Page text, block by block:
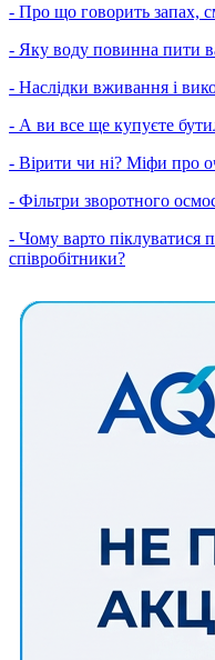
- Про що говорить запах,
- Яку воду повинна пити
- Наслідки вживання і
- А ви все ще купуєте
- Вірити чи ні? Міфи про
- Фільтри зворотного
- Чому варто піклуватися
співробітники?